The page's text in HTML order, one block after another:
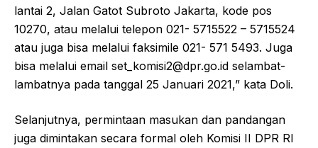
lantai 2, Jalan Gatot Subroto Jakarta, kode pos
10270, atau melalui telepon 021- 5715522 – 5715524
atau juga bisa melalui faksimile 021- 571 5493. Juga
bisa melalui email set_komisi2@dpr.go.id selambat-
lambatnya pada tanggal 25 Januari 2021,” kata Doli.
Selanjutnya, permintaan masukan dan pandangan
juga dimintakan secara formal oleh Komisi II DPR RI